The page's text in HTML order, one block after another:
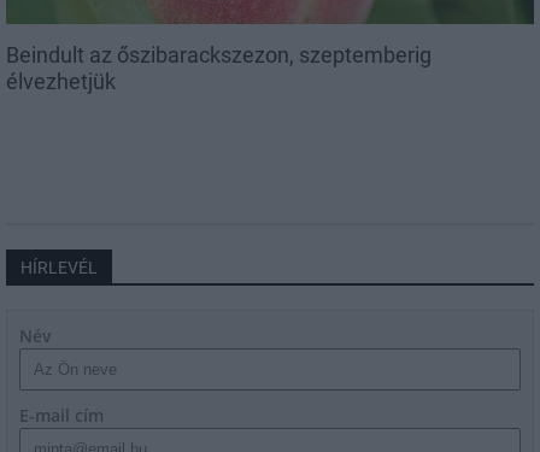
Beindult az őszibarackszezon, szeptemberig
élvezhetjük
HÍRLEVÉL
Név
E-mail cím